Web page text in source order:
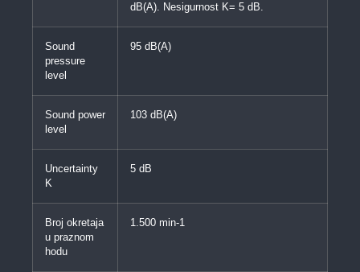
dB(A). Nesigurnost K= 5 dB.
Sound
pressure
level
95 dB(A)
Sound power
level
103 dB(A)
Uncertainty
K
5 dB
Broj okretaja
u praznom
hodu
1.500 min-1